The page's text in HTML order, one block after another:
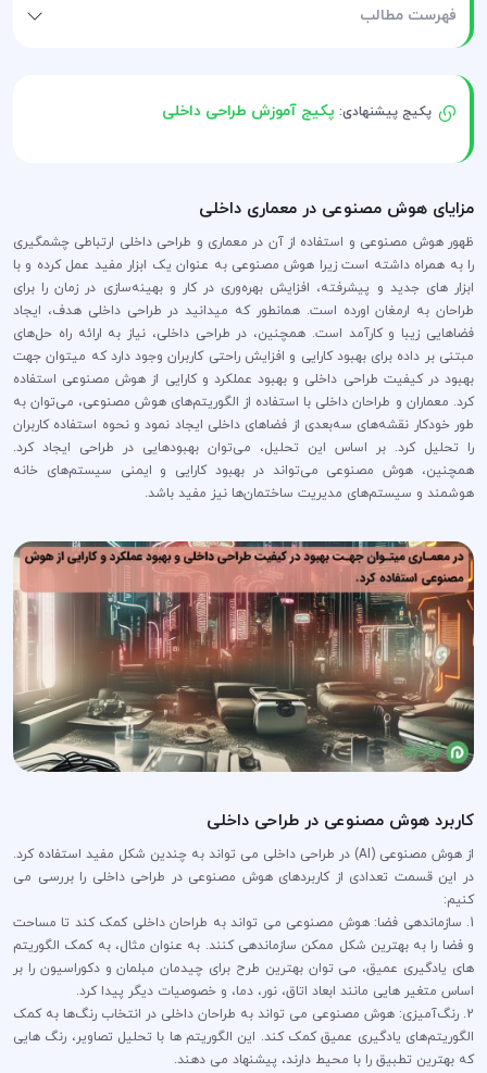
فهرست مطالب
پکیج پیشنهادی: پکیج آموزش طراحی داخلی
مزایای هوش مصنوعی در معماری داخلی
ظهور هوش مصنوعی و استفاده از آن در معماری و طراحی داخلی ارتباطی چشمگیری
را به همراه داشته است زیرا هوش مصنوعی به عنوان یک ابزار مفید عمل کرده و با
ابزار های جدید و پیشرفته، افزایش بهره‌وری در کار و بهینه‌سازی در زمان را برای
طراحان به ارمغان اورده است. همانطور که میدانید در طراحی داخلی هدف، ایجاد
فضاهایی زیبا و کارآمد است. همچنین، در طراحی داخلی، نیاز به ارائه راه حل‌های
مبتنی بر داده برای بهبود کارایی و افزایش راحتی کاربران وجود دارد که میتوان جهت
بهبود در کیفیت طراحی داخلی و بهبود عملکرد و کارایی از هوش مصنوعی استفاده
کرد. معماران و طراحان داخلی با استفاده از الگوریتم‌های هوش مصنوعی، می‌توان به
طور خودکار نقشه‌های سه‌بعدی از فضاهای داخلی ایجاد نمود و نحوه استفاده کاربران
را تحلیل کرد. بر اساس این تحلیل، می‌توان بهبودهایی در طراحی ایجاد کرد.
همچنین، هوش مصنوعی می‌تواند در بهبود کارایی و ایمنی سیستم‌های خانه
هوشمند و سیستم‌های مدیریت ساختمان‌ها نیز مفید باشد.
کاربرد هوش مصنوعی در طراحی داخلی
از هوش مصنوعی (AI) در طراحی داخلی می تواند به چندین شکل مفید استفاده کرد.
در این قسمت تعدادی از کاربردهای هوش مصنوعی در طراحی داخلی را بررسی می
کنیم:
1. سازماندهی فضا: هوش مصنوعی می تواند به طراحان داخلی کمک کند تا مساحت
و فضا را به بهترین شکل ممکن سازماندهی کنند. به عنوان مثال، به کمک الگوریتم
های یادگیری عمیق، می توان بهترین طرح برای چیدمان مبلمان و دکوراسیون را بر
اساس متغیر هایی مانند ابعاد اتاق، نور، دما، و خصوصیات دیگر پیدا کرد.
2. رنگ‌آمیزی: هوش مصنوعی می تواند به طراحان داخلی در انتخاب رنگ‌ها به کمک
الگوریتم‌های یادگیری عمیق کمک کند. این الگوریتم ها با تحلیل تصاویر، رنگ هایی
که بهترین تطبیق را با محیط دارند، پیشنهاد می دهند.